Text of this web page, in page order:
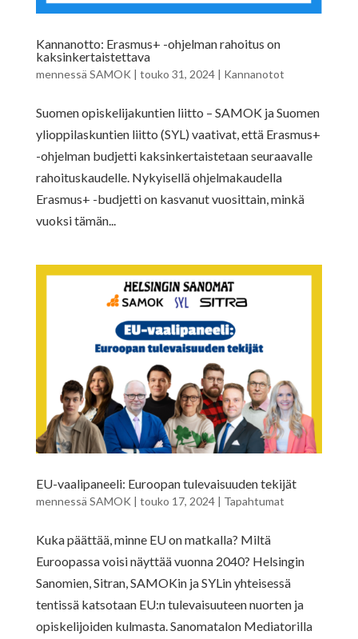
Kannanotto: Erasmus+ -ohjelman rahoitus on
kaksinkertaistettava
mennessä SAMOK | touko 31, 2024| Kannanotot
Suomen opiskelijakuntien liitto – SAMOK ja Suomen
ylioppilaskuntien liitto (SYL) vaativat, että Erasmus+
-ohjelman budjetti kaksinkertaistetaan seuraavalle
rahoituskaudelle. Nykyisellä ohjelmakaudella
Erasmus+ -budjetti on kasvanut vuosittain, minkä
vuoksi tämän...
EU-vaalipaneeli: Euroopan tulevaisuuden tekijät
mennessä SAMOK | touko 17, 2024| Tapahtumat
Kuka päättää, minne EU on matkalla? Miltä
Euroopassa voisi näyttää vuonna 2040? Helsingin
Sanomien, Sitran, SAMOKin ja SYLin yhteisessä
tentissä katsotaan EU:n tulevaisuuteen nuorten ja
opiskelijoiden kulmasta. Sanomatalon Mediatorilla